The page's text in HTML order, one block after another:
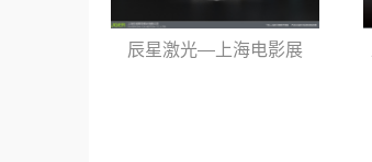
辰星激光—上海电影展